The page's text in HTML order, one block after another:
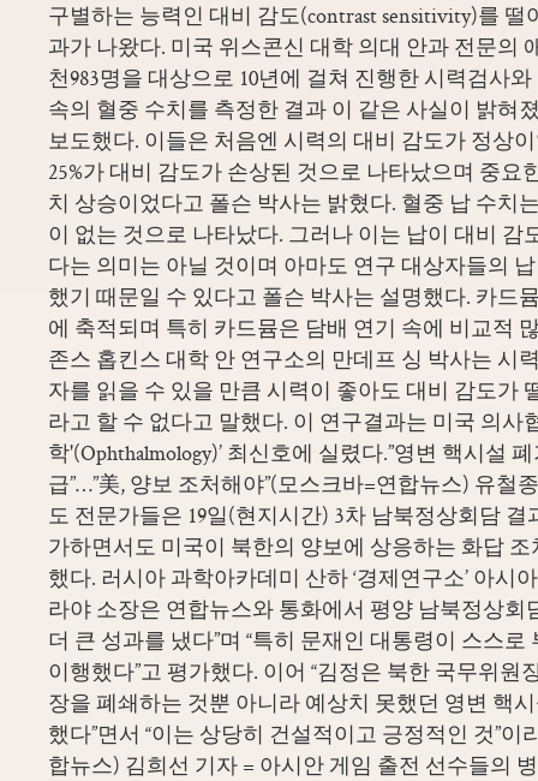
구별하는 능력인 대비 감도(contrast sensitivity)를
과가 나왔다. 미국 위스콘신 대학 의대 안과 전문의
천983명을 대상으로 10년에 걸쳐 진행한 시력검사
속의 혈중 수치를 측정한 결과 이 같은 사실이 밝혀
보도했다. 이들은 처음엔 시력의 대비 감도가 정상
25%가 대비 감도가 손상된 것으로 나타났으며 중요
치 상승이었다고 폴슨 박사는 밝혔다. 혈중 납 수치
이 없는 것으로 나타났다. 그러나 이는 납이 대비 감
다는 의미는 아닐 것이며 아마도 연구 대상자들의
했기 때문일 수 있다고 폴슨 박사는 설명했다. 카드
에 축적되며 특히 카드뮴은 담배 연기 속에 비교적
존스 홉킨스 대학 안 연구소의 만데프 싱 박사는 시
자를 읽을 수 있을 만큼 시력이 좋아도 대비 감도가
라고 할 수 없다고 말했다. 이 연구결과는 미국 의사
학'(Ophthalmology)’ 최신호에 실렸다.”영변 핵시설
급”…”美, 양보 조처해야”(모스크바=연합뉴스) 유철
도 전문가들은 19일(현지시간) 3차 남북정상회담
가하면서도 미국이 북한의 양보에 상응하는 화답
했다. 러시아 과학아카데미 산하 ‘경제연구소’ 아시
라야 소장은 연합뉴스와 통화에서 평양 남북정상회
더 큰 성과를 냈다”며 “특히 문재인 대통령이 스스
이행했다”고 평가했다. 이어 “김정은 북한 국무위원
장을 폐쇄하는 것뿐 아니라 예상치 못했던 영변 핵
했다”면서 “이는 상당히 건설적이고 긍정적인 것”이
합뉴스) 김희선 기자 = 아시안 게임 출전 선수들의